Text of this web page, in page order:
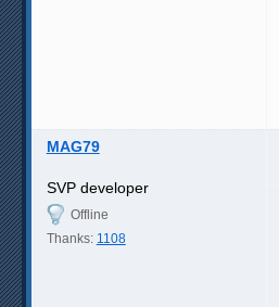
MAG79
SVP developer
Offline
Thanks: 1108